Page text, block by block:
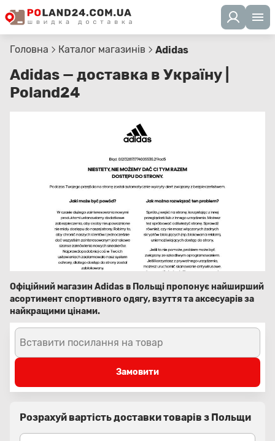
Головна Каталог магазинів Adidas
Adidas — доставка в Україну |
Poland24
Офіційний магазин Adidas в Польщі пропонує найширший
асортимент спортивного одягу, взуття та аксесуарів за
найкращими цінами.
Вставити посилання на товар
Замовити
Розрахуй вартість доставки товарів з Польщи